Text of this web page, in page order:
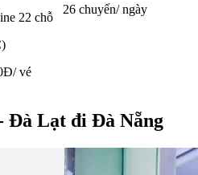
26 chuyến/ ngày
22 chỗ
vé
Đà Lạt đi Đà Nẵng